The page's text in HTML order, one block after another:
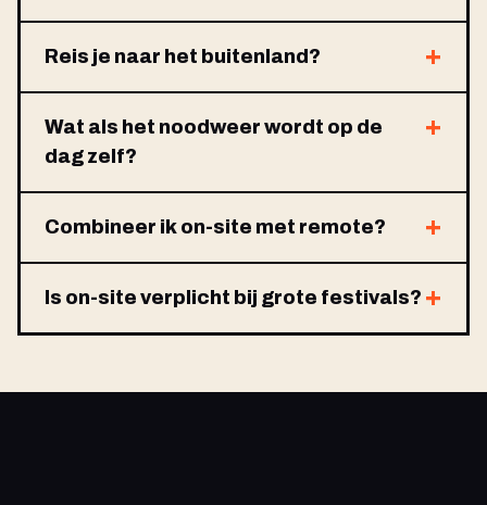
Reis je naar het buitenland?
Wat als het noodweer wordt op de
dag zelf?
Combineer ik on-site met remote?
Is on-site verplicht bij grote festivals?